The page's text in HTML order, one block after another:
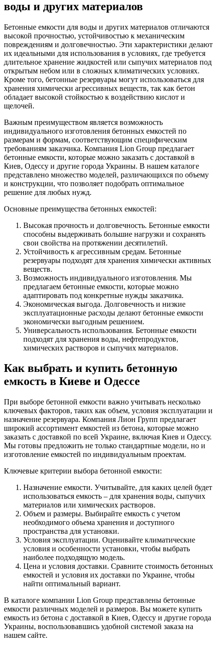
воды и других материалов
Бетонные емкости для воды и других материалов отличаются
высокой прочностью, устойчивостью к механическим
повреждениям и долговечностью. Эти характеристики делают
их идеальными для использования в условиях, где требуется
длительное хранение жидкостей или сыпучих материалов под
открытым небом или в сложных климатических условиях.
Кроме того, бетонные резервуары могут использоваться для
хранения химически агрессивных веществ, так как бетон
обладает высокой стойкостью к воздействию кислот и
щелочей.
Важным преимуществом является возможность
индивидуального изготовления бетонных емкостей по
размерам и формам, соответствующим специфическим
требованиям заказчика. Компания Lion Group предлагает
бетонные емкости, которые можно заказать с доставкой в
Киев, Одессу и другие города Украины. В нашем каталоге
представлено множество моделей, различающихся по объему
и конструкции, что позволяет подобрать оптимальное
решение для любых нужд.
Основные преимущества бетонных емкостей:
Высокая прочность и долговечность. Бетонные емкости
способны выдерживать большие нагрузки и сохранять
свои свойства на протяжении десятилетий.
Устойчивость к агрессивным средам. Бетонные
резервуары подходят для хранения химически активных
веществ.
Возможность индивидуального изготовления. Мы
предлагаем бетонные емкости, которые можно
адаптировать под конкретные нужды заказчика.
Экономическая выгода. Долговечность и низкие
эксплуатационные расходы делают бетонные емкости
экономически выгодным решением.
Универсальность использования. Бетонные емкости
подходят для хранения воды, нефтепродуктов,
химических растворов и сыпучих материалов.
Как выбрать и купить бетонную
емкость в Киеве и Одессе
При выборе бетонной емкости важно учитывать несколько
ключевых факторов, таких как объем, условия эксплуатации и
назначение резервуара. Компания Лион Групп предлагает
широкий ассортимент емкостей из бетона, которые можно
заказать с доставкой по всей Украине, включая Киев и Одессу.
Мы готовы предложить не только стандартные модели, но и
изготовление емкостей по индивидуальным проектам.
Ключевые критерии выбора бетонной емкости:
Назначение емкости. Учитывайте, для каких целей будет
использоваться емкость – для хранения воды, сыпучих
материалов или химических растворов.
Объем и размеры. Выбирайте емкость с учетом
необходимого объема хранения и доступного
пространства для установки.
Условия эксплуатации. Оценивайте климатические
условия и особенности установки, чтобы выбрать
наиболее подходящую модель.
Цена и условия доставки. Сравните стоимость бетонных
емкостей и условия их доставки по Украине, чтобы
найти оптимальный вариант.
В каталоге компании Lion Group представлены бетонные
емкости различных моделей и размеров. Вы можете купить
емкость из бетона с доставкой в Киев, Одессу и другие города
Украины, воспользовавшись удобной системой заказа на
нашем сайте.